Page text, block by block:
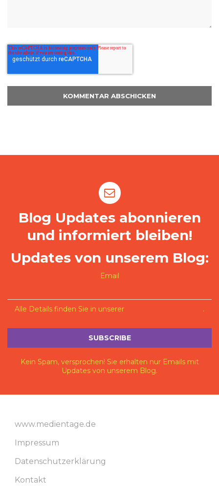
Blog Updates abonnieren
und informiert bleiben!
Updates von unserem Blog:
Email
Alle Details finden Sie in unserer .
Kein Spam, versprochen! Sie erhalten nur Emails mit
Updates von unserem Blog.
www.medientage.de
Impressum
Datenschutzerklärung
Kontakt